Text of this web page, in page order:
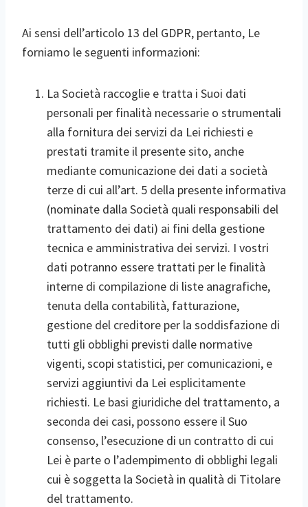
Ai sensi dell’articolo 13 del GDPR, pertanto, Le
forniamo le seguenti informazioni:
La Società raccoglie e tratta i Suoi dati
personali per finalità necessarie o strumentali
alla fornitura dei servizi da Lei richiesti e
prestati tramite il presente sito, anche
mediante comunicazione dei dati a società
terze di cui all’art. 5 della presente informativa
(nominate dalla Società quali responsabili del
trattamento dei dati) ai fini della gestione
tecnica e amministrativa dei servizi. I vostri
dati potranno essere trattati per le finalità
interne di compilazione di liste anagrafiche,
tenuta della contabilità, fatturazione,
gestione del creditore per la soddisfazione di
tutti gli obblighi previsti dalle normative
vigenti, scopi statistici, per comunicazioni, e
servizi aggiuntivi da Lei esplicitamente
richiesti. Le basi giuridiche del trattamento, a
seconda dei casi, possono essere il Suo
consenso, l’esecuzione di un contratto di cui
Lei è parte o l’adempimento di obblighi legali
cui è soggetta la Società in qualità di Titolare
del trattamento.